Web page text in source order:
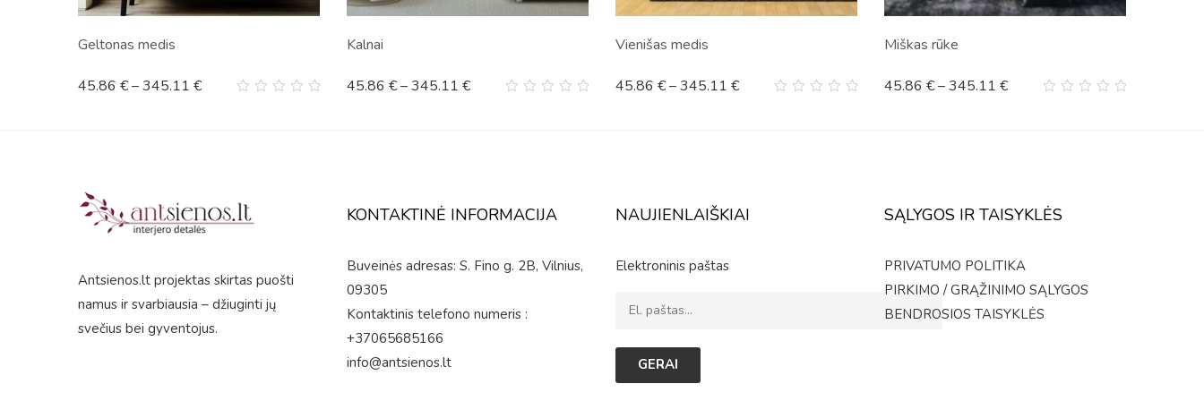
Geltonas medis
45.86 €–345.11 €
Kalnai
45.86 €–345.11 €
Vienišas medis
45.86 €–345.11 €
Miškas rūke
45.86 €–345.11 €
Antsienos.lt projektas skirtas puošti
namus ir svarbiausia – džiuginti jų
svečius bei gyventojus.
KONTAKTINĖ INFORMACIJA
Buveinės adresas: S. Fino g. 2B, Vilnius,
09305
Kontaktinis telefono numeris :
+37065685166
info@antsienos.lt
NAUJIENLAIŠKIAI
Elektroninis paštas
SĄLYGOS IR TAISYKLĖS
PRIVATUMO POLITIKA
PIRKIMO / GRĄŽINIMO SĄLYGOS
BENDROSIOS TAISYKLĖS